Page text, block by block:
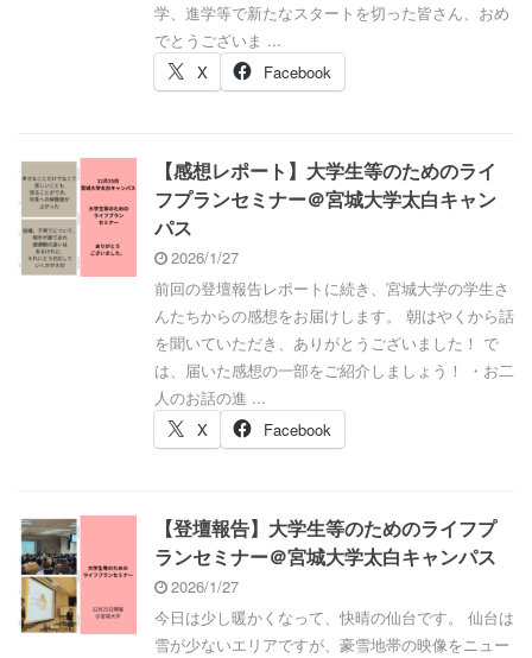
学、進学等で新たなスタートを切った皆さん、おめ
でとうございま ...
X
Facebook
【感想レポート】大学生等のためのライ
フプランセミナー＠宮城大学太白キャン
パス
2026/1/27
前回の登壇報告レポートに続き、宮城大学の学生さ
んたちからの感想をお届けします。 朝はやくから話
を聞いていただき、ありがとうございました！ で
は、届いた感想の一部をご紹介しましょう！ ・お二
人のお話の進 ...
X
Facebook
【登壇報告】大学生等のためのライフプ
ランセミナー＠宮城大学太白キャンパス
2026/1/27
今日は少し暖かくなって、快晴の仙台です。 仙台は
雪が少ないエリアですが、豪雪地帯の映像をニュー